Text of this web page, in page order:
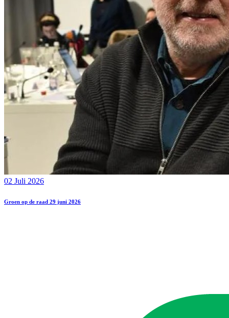
02 Juli 2026
Groen op de raad 29 juni 2026